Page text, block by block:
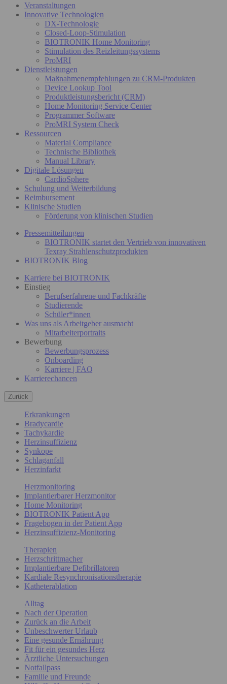
Veranstaltungen
Innovative Technologien
DX-Technologie
Closed-Loop-Stimulation
BIOTRONIK Home Monitoring
Stimulation des Reizleitungssystems
ProMRI
Dienstleistungen
Maßnahmenempfehlungen zu CRM-Produkten
Device Lookup Tool
Produktleistungsbericht (CRM)
Home Monitoring Service Center
Programmer Software
ProMRI System Check
Ressourcen
Material Compliance
Technische Bibliothek
Manual Library
Digitale Lösungen
CardioSphere
Schulung und Weiterbildung
Reimbursement
Klinische Studien
Förderung von klinischen Studien
Pressemitteilungen
BIOTRONIK startet den Vertrieb von innovativen
Texray Strahlenschutzprodukten
BIOTRONIK Blog
Karriere bei BIOTRONIK
Einstieg
Berufserfahrene und Fachkräfte
Studierende
Schüler*innen
Was uns als Arbeitgeber ausmacht
Mitarbeiterportraits
Bewerbung
Bewerbungsprozess
Onboarding
Karriere | FAQ
Karrierechancen
Zurück
Erkrankungen
Bradycardie
Tachykardie
Herzinsuffizienz
Synkope
Schlaganfall
Herzinfarkt
Herzmonitoring
Implantierbarer Herzmonitor
Home Monitoring
BIOTRONIK Patient App
Fragebogen in der Patient App
Herzinsuffizienz-Monitoring
Therapien
Herzschrittmacher
Implantierbare Defibrillatoren
Kardiale Resynchronisationstherapie
Katheterablation
Alltag
Nach der Operation
Zurück an die Arbeit
Unbeschwerter Urlaub
Eine gesunde Ernährung
Fit für ein gesundes Herz
Ärztliche Untersuchungen
Notfallpass
Familie und Freunde